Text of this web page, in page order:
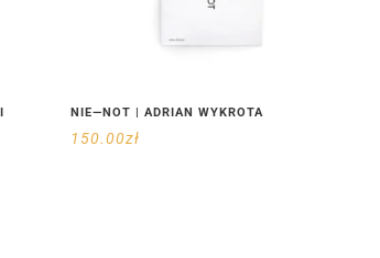
NIE—NOT | ADRIAN WYKROTA
150.00zł